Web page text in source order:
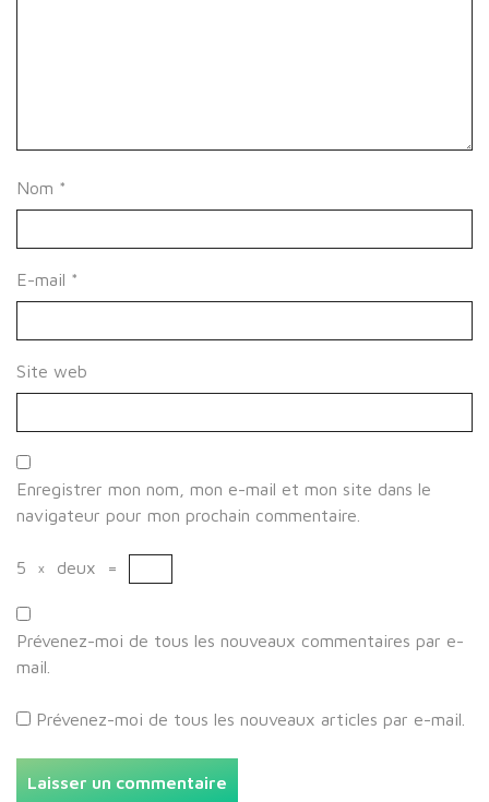
Nom *
E-mail *
Site web
Enregistrer mon nom, mon e-mail et mon site dans le
navigateur pour mon prochain commentaire.
5 × deux =
Prévenez-moi de tous les nouveaux commentaires par e-
mail.
Prévenez-moi de tous les nouveaux articles par e-mail.